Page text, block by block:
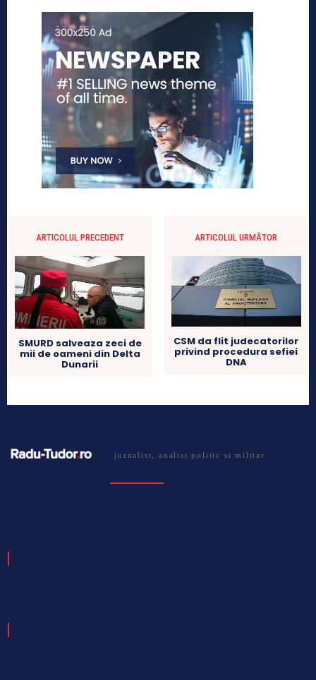
ARTICOLUL PRECEDENT
SMURD salveaza zeci de
mii de oameni din Delta
Dunarii
ARTICOLUL URMĂTOR
CSM da flit judecatorilor
privind procedura sefiei
DNA
jurnalist, analist politic si militar